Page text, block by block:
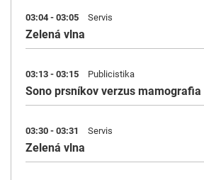
03:04 - 03:05 Servis
Zelená vlna
03:13 - 03:15 Publicistika
Sono prsníkov verzus mamografia
03:30 - 03:31 Servis
Zelená vlna